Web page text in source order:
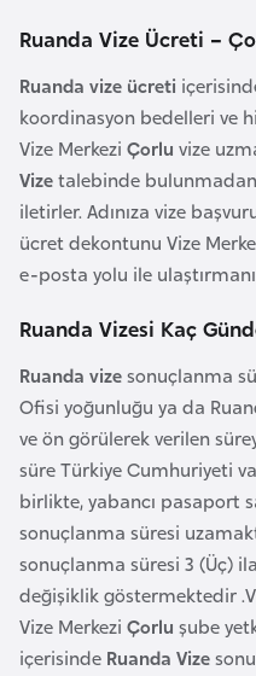
Ruanda Vize Ücreti –
Ruanda vize ücreti
koordinasyon bedelleri ve
Vize Merkezi Çorlu vize
Vizetalebinde
iletirler. Adınıza vize
ücret dekontunu Vize
e-posta yolu ile
Ruanda Vizesi Kaç
Ruanda vizesonuçlanma
Ofisi yoğunluğu ya da
ve ön görülerek verilen
süre Türkiye Cumhuriyeti
birlikte, yabancı pasaport
sonuçlanma süresi
sonuçlanma süresi 3 (Üç)
değişiklik göstermektedir
Vize Merkezi Çorlu şube
içerisinde Ruanda Vize
r
i
y
e
t
i
C
z
a
y
i
r
C
i
b
u
t